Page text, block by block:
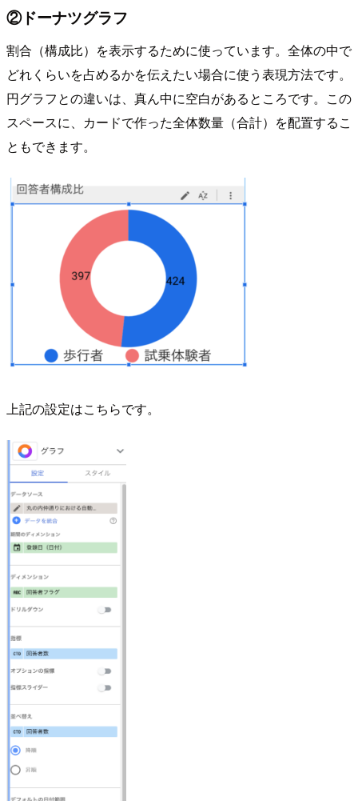
②ドーナツグラフ
割合（構成比）を表示するために使っています。全体の中で
どれくらいを占めるかを伝えたい場合に使う表現方法です。
円グラフとの違いは、真ん中に空白があるところです。この
スペースに、カードで作った全体数量（合計）を配置するこ
ともできます。
上記の設定はこちらです。